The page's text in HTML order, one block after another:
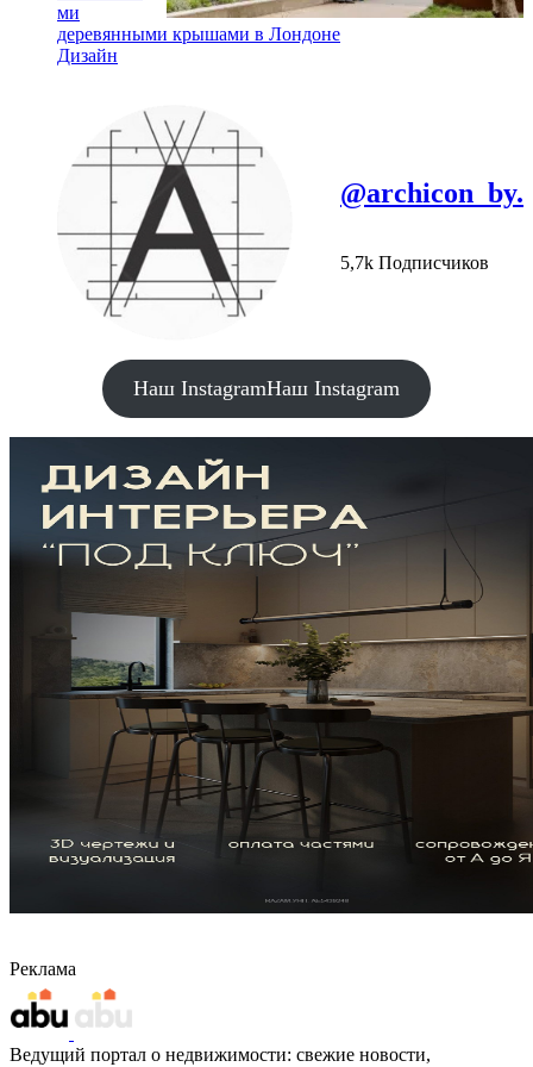
ми
деревянными крышами в Лондоне
Дизайн
@archicon_by.
5,7k Подписчиков
Наш InstagramНаш Instagram
Реклама
Ведущий портал о недвижимости: свежие новости,